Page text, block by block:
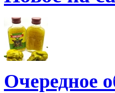
Очередное